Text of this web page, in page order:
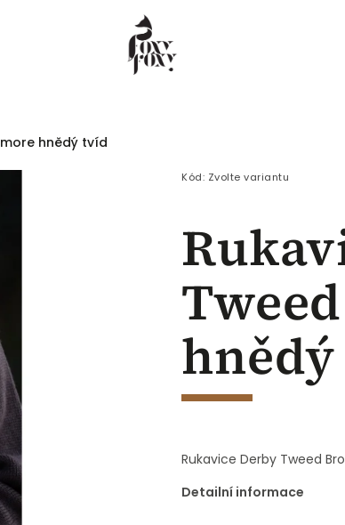
Pánské Děti
hnědý tvíd
Kód: Zvolte variantu
Rukavice Derby Tweed
Detailní informace